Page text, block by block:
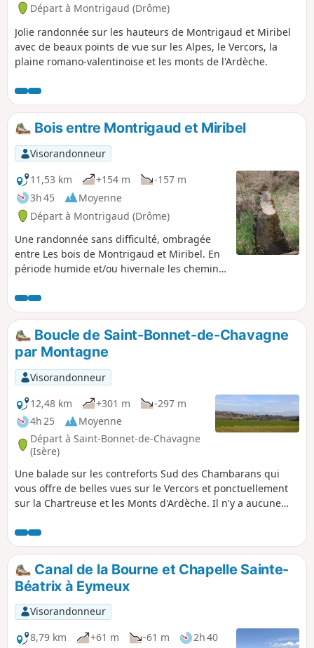
Départ à Montrigaud (Drôme)
Jolie randonnée sur les hauteurs de Montrigaud et Miribel
avec de beaux points de vue sur les Alpes, le Vercors, la
plaine romano-valentinoise et les monts de l'Ardèche.
Bois entre Montrigaud et Miribel
Visorandonneur
11,53 km
+154 m
-157 m
3h 45
Moyenne
Départ à Montrigaud (Drôme)
Une randonnée sans difficulté, ombragée
entre Les bois de Montrigaud et Miribel. En
période humide et/ou hivernale les chemins
chaussures alors indispensables.
Boucle de Saint-Bonnet-de-Chavagne
par Montagne
Visorandonneur
12,48 km
+301 m
-297 m
4h 25
Moyenne
Départ à Saint-Bonnet-de-Chavagne
(Isère)
Une balade sur les contreforts Sud des Chambarans qui
vous offre de belles vues sur le Vercors et ponctuellement
sur la Chartreuse et les Monts d'Ardèche. Il n'y a aucune
kilométrage. Vous déambulez sur des chemins de terre, des
sentiers et de petites routes asphaltées.
Canal de la Bourne et Chapelle Sainte-
Béatrix à Eymeux
Visorandonneur
8,79 km
+61 m -61 m
2h 40